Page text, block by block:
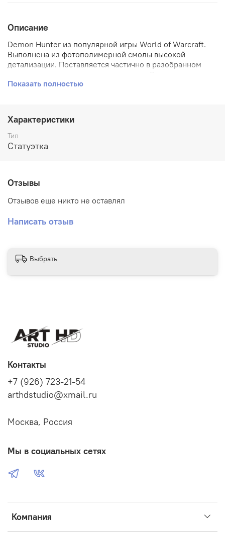
Описание
Demon Hunter из популярной игры World of Warcraft.
Выполнена из фотополимерной смолы высокой
детализации. Поставляется частично в разобранном
соединять части при помощи суперклея. Если фигурку
пятнышки от шлифовки поддержек).
Показать полностью
Характеристики
Тип
Статуэтка
Отзывы
Отзывов еще никто не оставлял
Написать отзыв
Выбрать
Компания
Контакты
+7 (926) 723-21-54
arthdstudio@xmail.ru
Москва, Россия
Мы в социальных сетях